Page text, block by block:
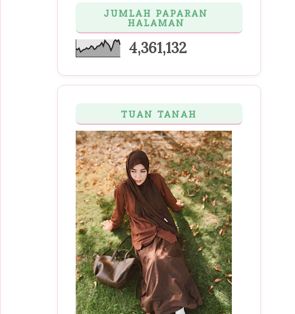
JUMLAH PAPARAN
HALAMAN
4,361,132
TUAN TANAH